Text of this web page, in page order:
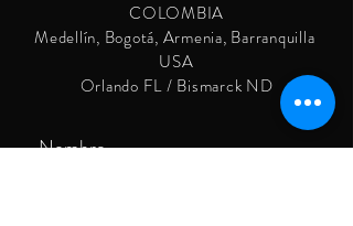
COLOMBIA
Medellín, Bogotá, Armenia, Barranquilla
USA
Orlando FL / Bismarck ND